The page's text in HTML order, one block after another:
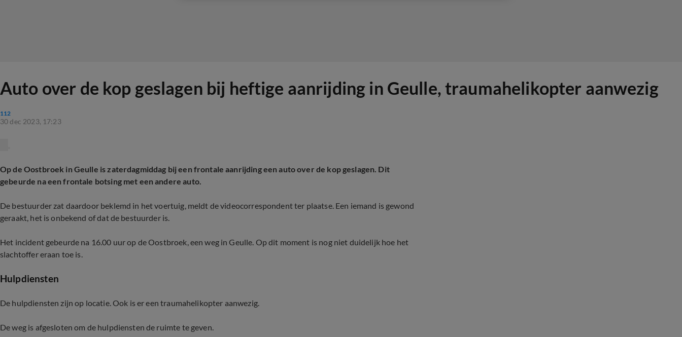
Auto over de kop geslagen bij heftige aanrijding in Geulle, traumahelikopter aanwezig
112
30 dec 2023, 17:23
Op de Oostbroek in Geulle is zaterdagmiddag bij een frontale aanrijding een auto over de kop geslagen. Dit
gebeurde na een frontale botsing met een andere auto.
De bestuurder zat daardoor beklemd in het voertuig, meldt de videocorrespondent ter plaatse. Een iemand is gewond
geraakt, het is onbekend of dat de bestuurder is.
Het incident gebeurde na 16.00 uur op de Oostbroek, een weg in Geulle. Op dit moment is nog niet duidelijk hoe het
slachtoffer eraan toe is.
Hulpdiensten
De hulpdiensten zijn op locatie. Ook is er een traumahelikopter aanwezig.
De weg is afgesloten om de hulpdiensten de ruimte te geven.